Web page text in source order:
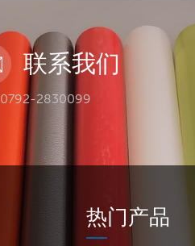
联系我们
0792-2830099
热门产品